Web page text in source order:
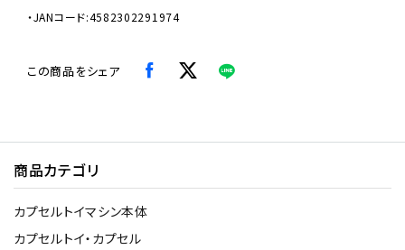
・JANコード:4582302291974
この商品をシェア
商品カテゴリ
カプセルトイマシン本体
カプセルトイ・カプセル